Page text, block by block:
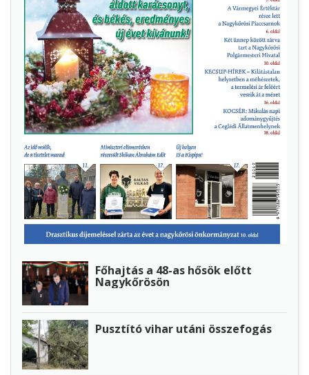
Főhajtás a 48-as hősök előtt
Nagykőrösön
Pusztító vihar utáni összefogás